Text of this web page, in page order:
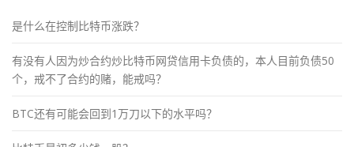
是什么在控制比特币涨跌？
有没有人因为炒合约炒比特币网贷信用卡负债的，本人目前负债50
个，戒不了合约的赌，能戒吗？
BTC还有可能会回到1万刀以下的水平吗？